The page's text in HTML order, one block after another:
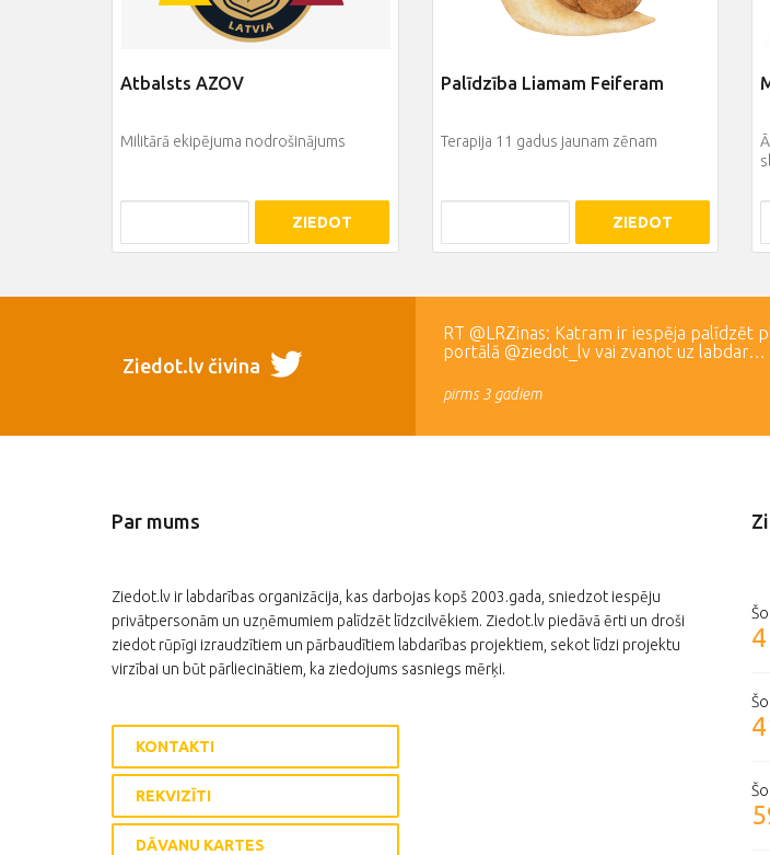
Atbalsts AZOV
Militārā ekipējuma nodrošinājums
ZIEDOT
Palīdzība Liamam Feiferam
Terapija 11 gadus jaunam zēnam
ZIEDOT
Ziedot.lv čivina
RT @LRZinas: Katram ir iespēja palīdzēt
portālā @ziedot_lv vai zvanot uz labdar…
pirms 3 gadiem
Par mums
Ziedot.lv ir labdarības organizācija, kas darbojas kopš 2003.gada, sniedzot iespēju
privātpersonām un uzņēmumiem palīdzēt līdzcilvēkiem. Ziedot.lv piedāvā ērti un droši
ziedot rūpīgi izraudzītiem un pārbaudītiem labdarības projektiem, sekot līdzi projektu
virzībai un būt pārliecinātiem, ka ziedojums sasniegs mērķi.
KONTAKTI
REKVIZĪTI
DĀVANU KARTES